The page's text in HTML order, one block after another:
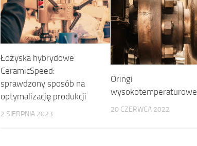
Łożyska hybrydowe
CeramicSpeed:
sprawdzony sposób na
optymalizację produkcji
2 SIERPNIA 2023
Oringi
wysokotemperaturowe
20 CZERWCA 2022